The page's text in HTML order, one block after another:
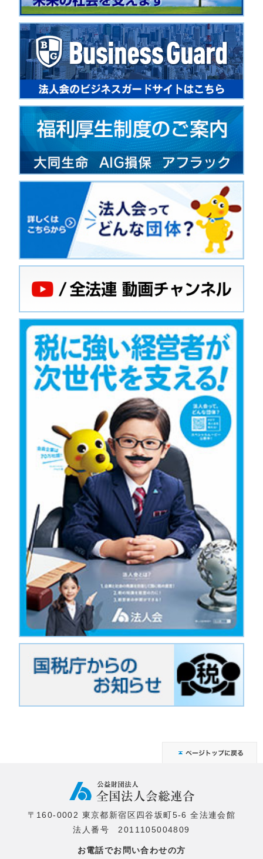
〒160-0002 東京都新宿区四谷坂町5-6 全法連会館
法人番号 2011105004809
お電話でお問い合わせの方